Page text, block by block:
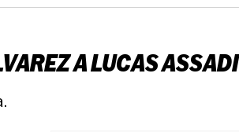
A LUCAS ASSADI